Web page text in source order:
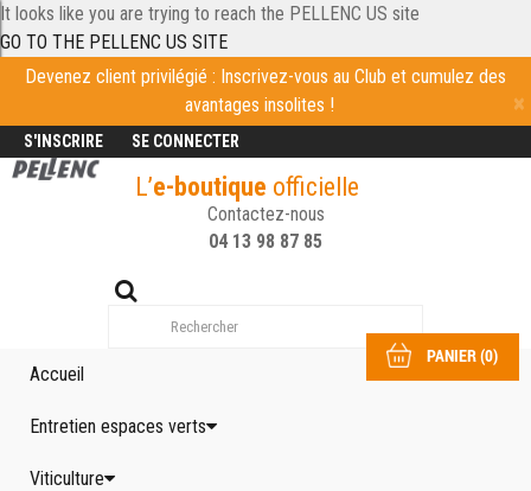
It looks like you are trying to reach the PELLENC US site
GO TO THE PELLENC US SITE
Devenez client privilégié : Inscrivez-vous au Club et cumulez des
avantages insolites !
S'INSCRIRE SE CONNECTER
L’e-boutique officielle
Contactez-nous
04 13 98 87 85
PANIER(0)
Accueil
Entretien espaces verts
Viticulture